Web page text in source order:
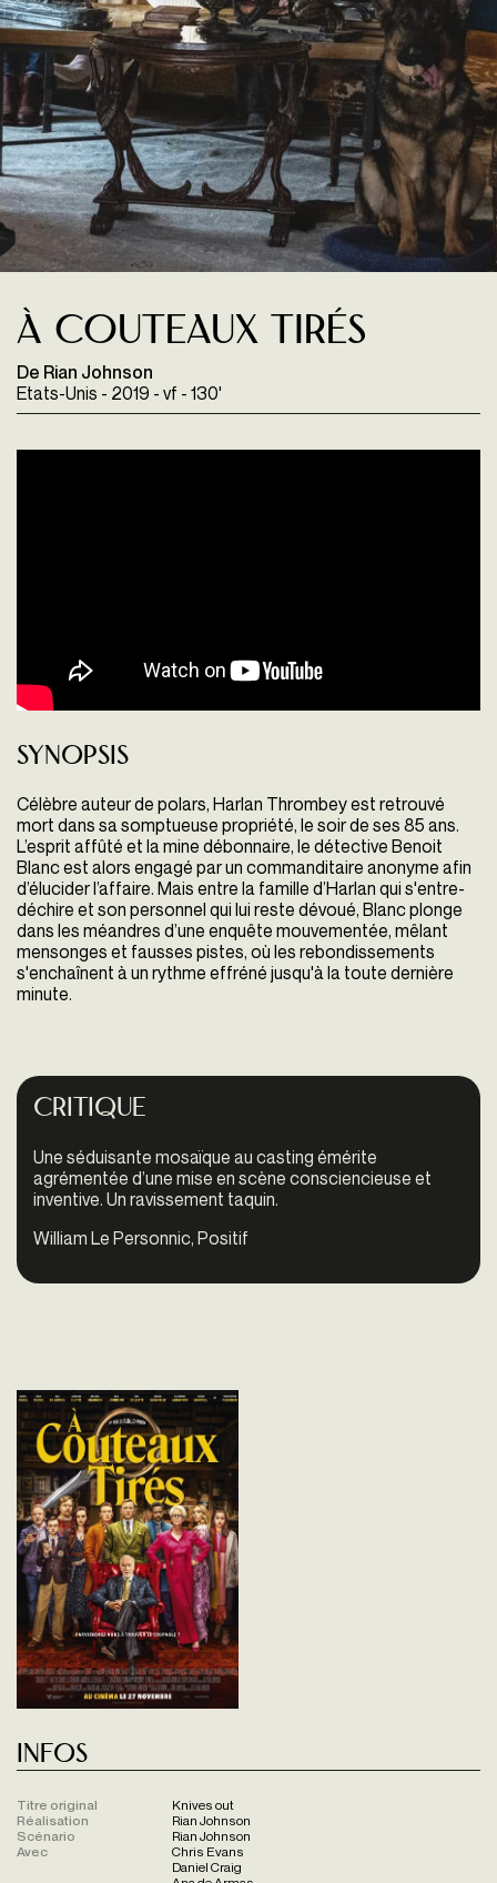
À couteaux tirés
De Rian Johnson
Etats-Unis - 2019 - vf - 130'
Synopsis
Célèbre auteur de polars, Harlan Thrombey est retrouvé
mort dans sa somptueuse propriété, le soir de ses 85 ans.
L’esprit affûté et la mine débonnaire, le détective Benoit
Blanc est alors engagé par un commanditaire anonyme afin
d’élucider l’affaire. Mais entre la famille d’Harlan qui s'entre-
déchire et son personnel qui lui reste dévoué, Blanc plonge
dans les méandres d’une enquête mouvementée, mêlant
mensonges et fausses pistes, où les rebondissements
s'enchaînent à un rythme effréné jusqu'à la toute dernière
minute.
Critique
Une séduisante mosaïque au casting émérite
agrémentée d’une mise en scène consciencieuse et
inventive. Un ravissement taquin.
William Le Personnic, Positif
Infos
Titre original
Knives out
Réalisation
Rian Johnson
Scénario
Rian Johnson
Avec
Chris Evans
Daniel Craig